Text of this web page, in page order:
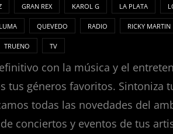
GRAN REX KAROL G LA PLATA
QUEVEDO RADIO RICKY MARTIN
TRUENO TV
con la música y el
géneros favoritos. Sintoniza
todas las novedades del
conciertos y eventos de tus